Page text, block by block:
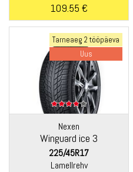
109.55 €
Tarneaeg 2 tööpäeva
Uus
Nexen
Winguard ice 3
225/45R17
Lamellrehv